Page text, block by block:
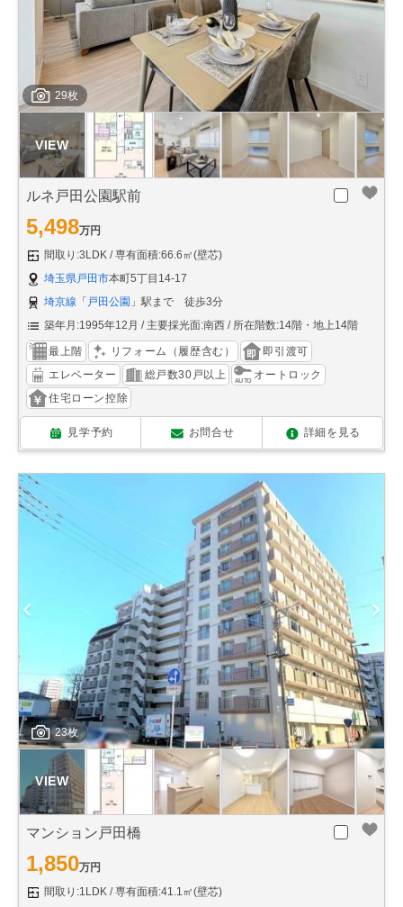
29枚
ルネ戸田公園駅前
5,498万円
間取り:3LDK
専有面積:66.6㎡(壁芯)
埼玉県戸田市本町5丁目14-17
埼京線 「 戸田公園 」駅まで 徒歩3分
築年月:1995年12月
主要採光面:南西 所在階数:14階・地上14階
最上階 リフォーム（履歴含む）
即引渡可
エレベーター
総戸数30戸以上
オートロック
住宅ローン控除
見学予約 お問合せ 詳細を見る
23枚
マンション戸田橋
1,850万円
間取り:1LDK
専有面積:41.1㎡(壁芯)